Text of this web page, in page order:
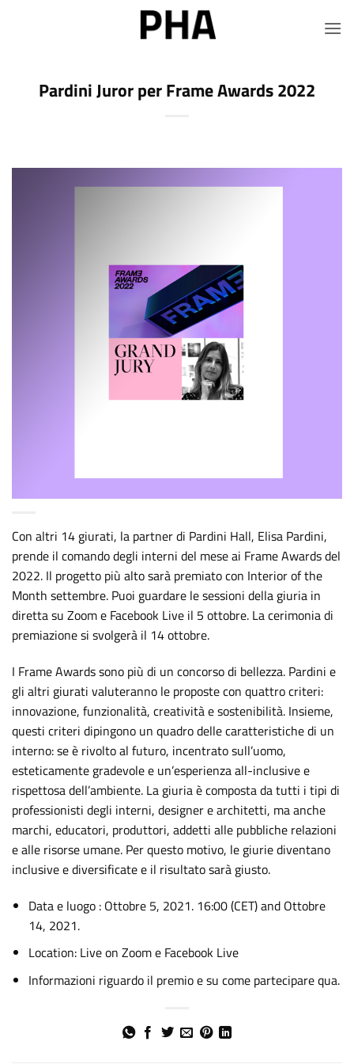
Pardini Juror per Frame Awards 2022
Con altri 14 giurati, la partner di Pardini Hall, Elisa Pardini,
prende il comando degli interni del mese ai Frame Awards del
2022. Il progetto più alto sarà premiato con Interior of the
Month settembre. Puoi guardare le sessioni della giuria in
diretta su Zoom e Facebook Live il 5 ottobre. La cerimonia di
premiazione si svolgerà il 14 ottobre.
I Frame Awards sono più di un concorso di bellezza. Pardini e
gli altri giurati valuteranno le proposte con quattro criteri:
innovazione, funzionalità, creatività e sostenibilità. Insieme,
questi criteri dipingono un quadro delle caratteristiche di un
interno: se è rivolto al futuro, incentrato sull’uomo,
esteticamente gradevole e un’esperienza all-inclusive e
rispettosa dell’ambiente. La giuria è composta da tutti i tipi di
professionisti degli interni, designer e architetti, ma anche
marchi, educatori, produttori, addetti alle pubbliche relazioni
e alle risorse umane. Per questo motivo, le giurie diventano
inclusive e diversificate e il risultato sarà giusto.
Data e luogo : Ottobre 5, 2021. 16:00 (CET) and Ottobre
14, 2021.
Location: Live on Zoom e Facebook Live
Informazioni riguardo il premio e su come parteciparequa.